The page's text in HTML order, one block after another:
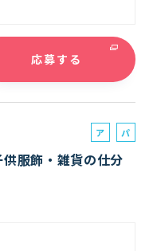
応募する
ア
バ
パ
服飾・雑貨の仕分